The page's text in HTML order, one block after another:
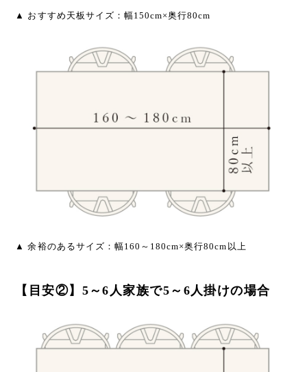
▲ おすすめ天板サイズ：幅150cm×奥行80cm
▲ 余裕のあるサイズ：幅160～180cm×奥行80cm以上
【目安②】5～6人家族で5～6人掛けの場合